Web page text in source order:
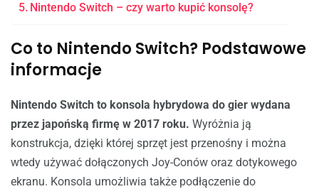
Nintendo Switch – czy warto kupić konsolę?
Co to Nintendo Switch? Podstawowe
informacje
Nintendo Switch to konsola hybrydowa do gier wydana
przez japońską firmę w 2017 roku. Wyróżnia ją
konstrukcja, dzięki której sprzęt jest przenośny i można
wtedy używać dołączonych Joy-Conów oraz dotykowego
ekranu. Konsola umożliwia także podłączenie do